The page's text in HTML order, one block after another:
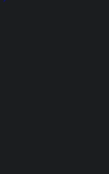
Menschen,
Portrait,